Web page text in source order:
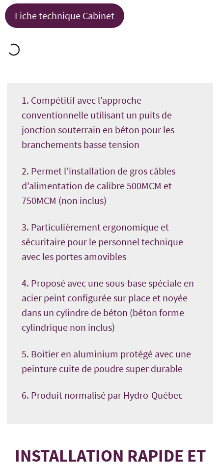
Fiche technique Cabinet
1. Compétitif avec l’approche
conventionnelle utilisant un puits de
jonction souterrain en béton pour les
branchements basse tension
2. Permet l’installation de gros câbles
d’alimentation de calibre 500MCM et
750MCM (non inclus)
3. Particulièrement ergonomique et
sécuritaire pour le personnel technique
avec les portes amovibles
4. Proposé avec une sous-base spéciale en
acier peint configurée sur place et noyée
dans un cylindre de béton (béton forme
cylindrique non inclus)
5. Boitier en aluminium protégé avec une
peinture cuite de poudre super durable
6. Produit normalisé par Hydro-Québec
INSTALLATION RAPIDE ET